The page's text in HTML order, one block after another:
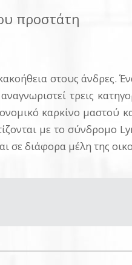
προστάτη
στους
τρεις
καρκίνο
με το σύνδρομο
διάφορα μέλη της